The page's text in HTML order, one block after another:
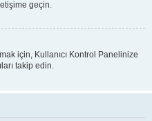
geçin.
için, Kullanıcı Kontrol Panelinize
takip edin.